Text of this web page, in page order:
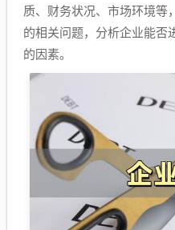
质、财务状况、市场环境等
的相关问题，分析企业能否
的因素。